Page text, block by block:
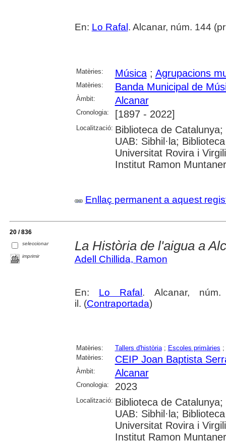
En: Lo Rafal . Alcanar, núm. 144
Matèries: Música; Agrupacions
Matèries: Banda Municipal de
Àmbit: Alcanar
Cronologia: [1897 - 2022]
Localització: Biblioteca de
UAB: Sibhil·la;
Universitat Rovira i
Institut Ramon Muntaner
Enllaç permanent a aquest
20 / 836
seleccionar
imprimir
La Història de l'aigua a
Adell Chillida, Ramon
En: Lo Rafal . Alcanar,
il. (Contraportada)
Matèries: Tallers d'història; Escoles primàries ;
Matèries:
CEIP Joan Baptista
Àmbit: Alcanar
Cronologia: 2023
Localització: Biblioteca de
UAB: Sibhil·la;
Universitat Rovira i
Institut Ramon Muntaner